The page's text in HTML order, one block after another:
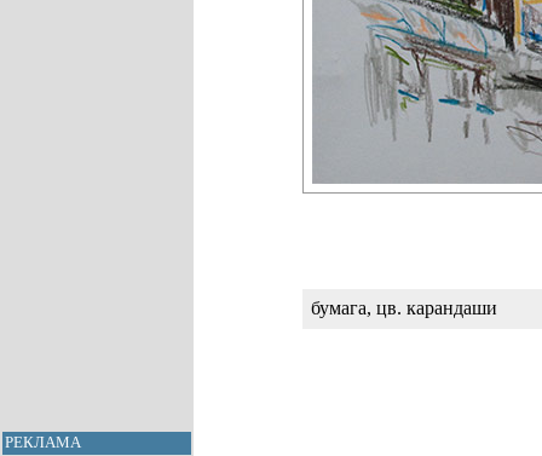
РЕКЛАМА
бумага, цв. карандаши